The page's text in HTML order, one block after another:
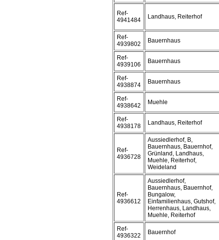
Ref-
4941484
Landhaus, Reiterhof
Ref-
4939802
Bauernhaus
Ref-
4939106
Bauernhaus
Ref-
4938874
Bauernhaus
Ref-
4938642
Muehle
Ref-
4938178
Landhaus, Reiterhof
Ref-
4936728
Aussiedlerhof, B,
Bauernhaus, Bauernhof,
Grünland, Landhaus,
Muehle, Reiterhof,
Weideland
Ref-
4936612
Aussiedlerhof,
Bauernhaus, Bauernhof,
Bungalow,
Einfamilienhaus, Gutshof,
Herrenhaus, Landhaus,
Muehle, Reiterhof
Ref-
4936322
Bauernhof